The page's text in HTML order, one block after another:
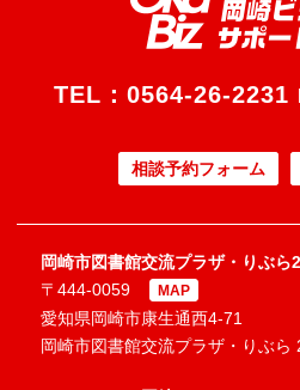
TEL： 0564-26-2231
相談予約フォーム
岡崎市図書館交流プラザ・りぶら
〒444-0059
MAP
愛知県岡崎市康生通西4-71
岡崎市図書館交流プラザ・りぶら